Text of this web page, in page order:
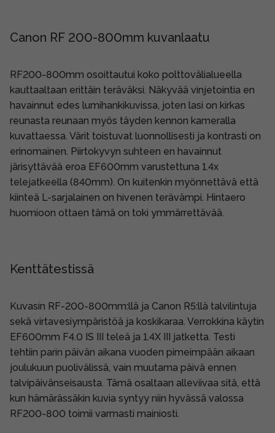
Canon RF 200-800mm kuvanlaatu
RF200-800mm osoittautui koko polttovälialueella
kauttaaltaan erittäin teräväksi. Näkyvää vinjetointia en
havainnut edes lumihankikuvissa, joten lasi on kirkas
reunasta reunaan myös täyden kennon kameralla
kuvattaessa. Värit toistuvat luonnollisesti ja kontrasti on
erinomainen. Piirtokyvyn suhteen en havainnut
järisyttävää eroa EF600mm varustettuna 1.4x
telejatkeella (840mm). On kuitenkin myönnettävä että
kiinteä L-sarjalainen on hivenen terävämpi. Hintaero
huomioon ottaen tämä on toki ymmärrettävää.
Kenttätestissä
Kuvasin RF-200-800mm:llä ja Canon R5:llä talvilintuja
sekä virtavesiympäristöä ja koskikaraa. Verrokkina käytin
EF600mm F4.0 IS III teleä ja 1.4X III jatketta. Testi
tehtiin parin päivän aikana vuoden pimeimpään aikaan
joulukuun puolivälissä, vain muutama päivä ennen
talvipäivänseisausta. Tämä osaltaan alleviivaa sitä, että
kun hämärässäkin kuvia syntyy niin hyvässä valossa
RF200-800 toimii varmasti mainiosti.